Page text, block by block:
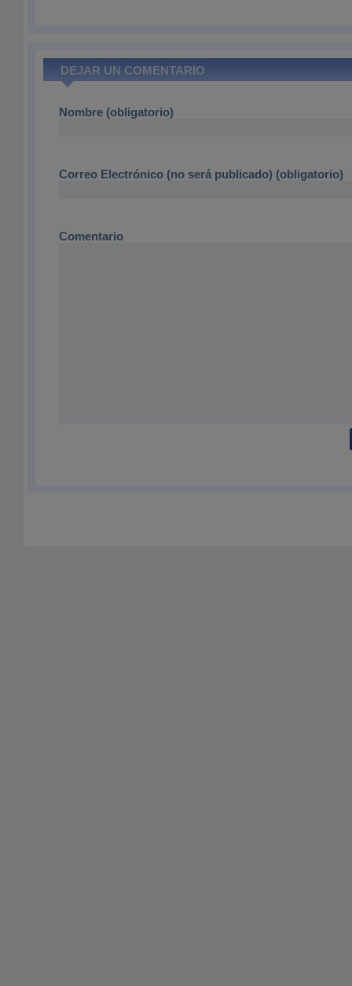
DEJAR UN COMENTARIO
Nombre (obligatorio)
Correo Electrónico (no será publicado) (obligatorio)
Comentario